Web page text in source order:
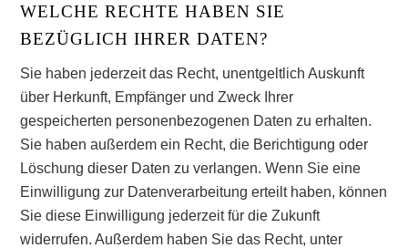
WELCHE RECHTE HABEN SIE
BEZÜGLICH IHRER DATEN?
Sie haben jederzeit das Recht, unentgeltlich Auskunft
über Herkunft, Empfänger und Zweck Ihrer
gespeicherten personenbezogenen Daten zu erhalten.
Sie haben außerdem ein Recht, die Berichtigung oder
Löschung dieser Daten zu verlangen. Wenn Sie eine
Einwilligung zur Datenverarbeitung erteilt haben, können
Sie diese Einwilligung jederzeit für die Zukunft
widerrufen. Außerdem haben Sie das Recht, unter